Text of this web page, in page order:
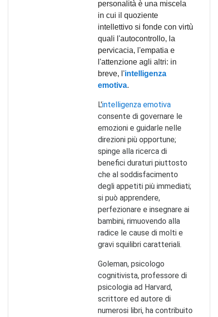
personalità è una miscela
in cui il quoziente
intellettivo si fonde con virtù
quali l'autocontrollo, la
pervicacia, l'empatia e
l'attenzione agli altri: in
breve, l'intelligenza
emotiva.
L'intelligenza emotiva
consente di governare le
emozioni e guidarle nelle
direzioni più opportune;
spinge alla ricerca di
benefici duraturi piuttosto
che al soddisfacimento
degli appetiti più immediati;
si può apprendere,
perfezionare e insegnare ai
bambini, rimuovendo alla
radice le cause di molti e
gravi squilibri caratteriali.
Goleman, psicologo
cognitivista, professore di
psicologia ad Harvard,
scrittore ed autore di
numerosi libri, ha contribuito